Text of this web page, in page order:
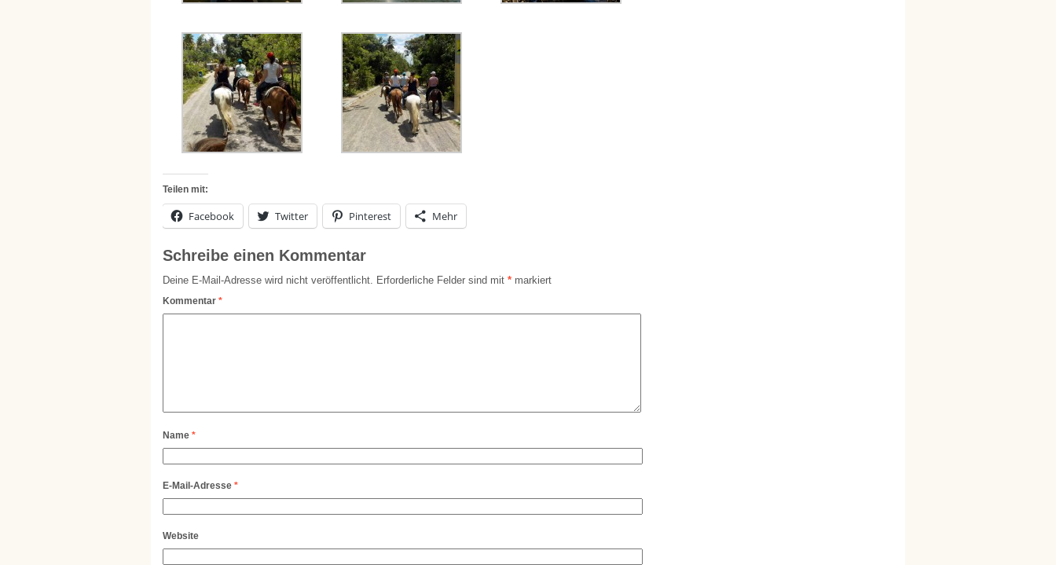
Teilen mit:
Facebook Twitter Pinterest Mehr
Schreibe einen Kommentar
Deine E-Mail-Adresse wird nicht veröffentlicht. Erforderliche Felder sind mit * markiert
Kommentar *
Name *
E-Mail-Adresse *
Website